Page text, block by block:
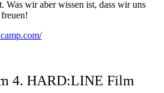
Was wir aber wissen ist, dass wir uns
4. HARD:LINE Film